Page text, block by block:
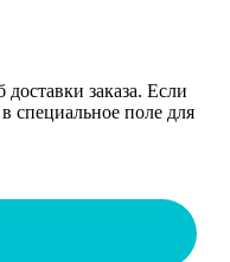
заказа. Если
специальное поле для